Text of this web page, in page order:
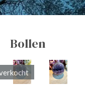
Bollen